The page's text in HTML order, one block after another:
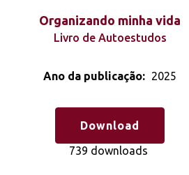
Organizando minha vida
Livro de Autoestudos
Ano da publicação: 2025
Download
739 downloads